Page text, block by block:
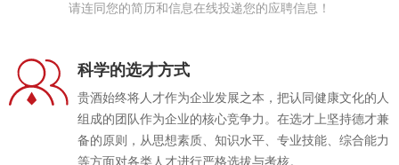
贵酒黔春酒系列
文创产品
请连同您的简历和信息在线投递您的应聘信息！
科学的选才方式
贵酒始终将人才作为企业发展之本，把认同健康文化的人
组成的团队作为企业的核心竞争力。在选才上坚持德才兼
备的原则，从思想素质、知识水平、专业技能、综合能力
等方面对各类人才进行严格选拔与考核。